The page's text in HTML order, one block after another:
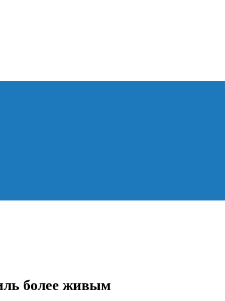
более живым